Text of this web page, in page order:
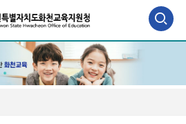
검
색
역